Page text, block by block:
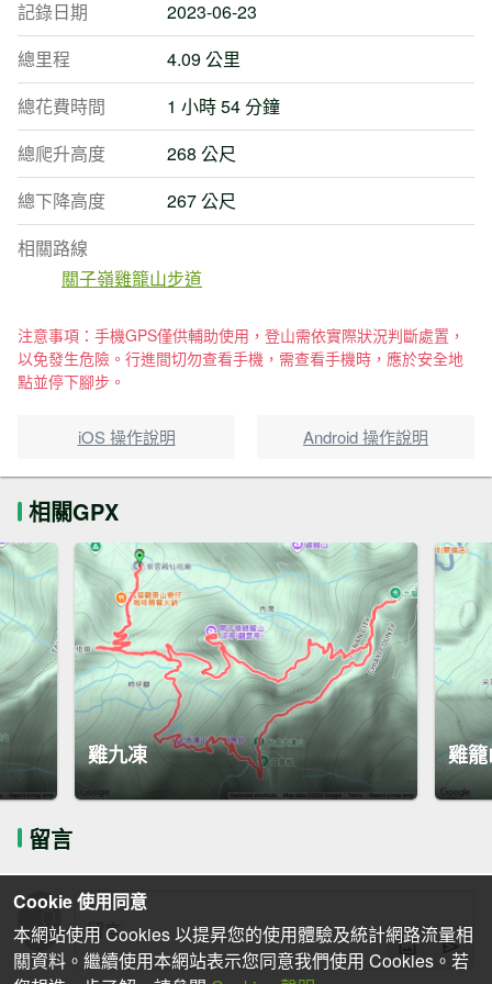
記錄日期
2023-06-23
總里程
4.09 公里
總花費時間
1 小時 54 分鐘
總爬升高度
268 公尺
總下降高度
267 公尺
相關路線
關子嶺雞籠山步道
注意事項：手機GPS僅供輔助使用，登山需依實際狀況判斷處置，
以免發生危險。行進間切勿查看手機，需查看手機時，應於安全地
點並停下腳步。
iOS 操作說明 Android 操作說明
相關GPX
雞九凍 雞
留言
Cookie 使用同意
本網站使用 Cookies 以提昇您的使用體驗及統計網路流量相
關資料。繼續使用本網站表示您同意我們使用 Cookies。若